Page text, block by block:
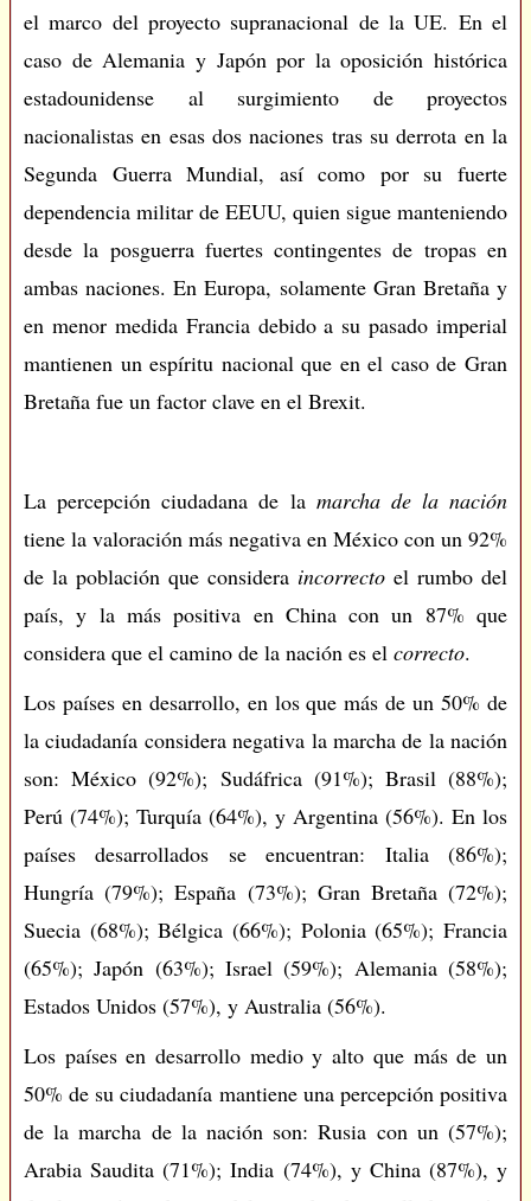
el marco del proyecto supranacional de la UE. En el
caso de Alemania y Japón por la oposición histórica
estadounidense al surgimiento de proyectos
nacionalistas en esas dos naciones tras su derrota en la
Segunda Guerra Mundial, así como por su fuerte
dependencia militar de EEUU, quien sigue manteniendo
desde la posguerra fuertes contingentes de tropas en
ambas naciones. En Europa, solamente Gran Bretaña y
en menor medida Francia debido a su pasado imperial
mantienen un espíritu nacional que en el caso de Gran
Bretaña fue un factor clave en el Brexit.
La percepción ciudadana de la marcha de la nación
tiene la valoración más negativa en México con un 92%
de la población que considera incorrecto el rumbo del
país, y la más positiva en China con un 87% que
considera que el camino de la nación es el correcto.
Los países en desarrollo, en los que más de un 50% de
la ciudadanía considera negativa la marcha de la nación
son: México (92%); Sudáfrica (91%); Brasil (88%);
Perú (74%); Turquía (64%), y Argentina (56%). En los
países desarrollados se encuentran: Italia (86%);
Hungría (79%); España (73%); Gran Bretaña (72%);
Suecia (68%); Bélgica (66%); Polonia (65%); Francia
(65%); Japón (63%); Israel (59%); Alemania (58%);
Estados Unidos (57%), y Australia (56%).
Los países en desarrollo medio y alto que más de un
50% de su ciudadanía mantiene una percepción positiva
de la marcha de la nación son: Rusia con un (57%);
Arabia Saudita (71%); India (74%), y China (87%), y